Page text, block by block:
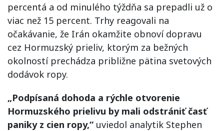
percentá a od minulého týždňa sa prepadli už o
viac než 15 percent. Trhy reagovali na
očakávanie, že Irán okamžite obnoví dopravu
cez Hormuzský prieliv, ktorým za bežných
okolností prechádza približne pätina svetových
dodávok ropy.
„Podpísaná dohoda a rýchle otvorenie
Hormuzského prielivu by mali odstrániť časť
paniky z cien ropy,“ uviedol analytik Stephen